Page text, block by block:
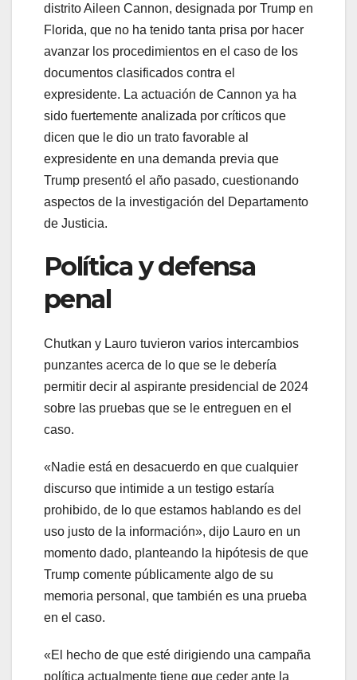
distrito Aileen Cannon, designada por Trump en
Florida, que no ha tenido tanta prisa por hacer
avanzar los procedimientos en el caso de los
documentos clasificados contra el
expresidente. La actuación de Cannon ya ha
sido fuertemente analizada por críticos que
dicen que le dio un trato favorable al
expresidente en una demanda previa que
Trump presentó el año pasado, cuestionando
aspectos de la investigación del Departamento
de Justicia.
Política y defensa
penal
Chutkan y Lauro tuvieron varios intercambios
punzantes acerca de lo que se le debería
permitir decir al aspirante presidencial de 2024
sobre las pruebas que se le entreguen en el
caso.
«Nadie está en desacuerdo en que cualquier
discurso que intimide a un testigo estaría
prohibido, de lo que estamos hablando es del
uso justo de la información», dijo Lauro en un
momento dado, planteando la hipótesis de que
Trump comente públicamente algo de su
memoria personal, que también es una prueba
en el caso.
«El hecho de que esté dirigiendo una campaña
política actualmente tiene que ceder ante la